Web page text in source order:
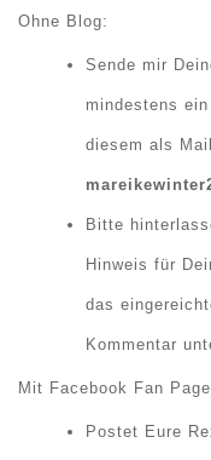
Ohne Blog:
Sende mir
mindestens
diesem als
Bitte
Hinweis für
das
Kommentar
Mit Facebook Fan
Postet Eure